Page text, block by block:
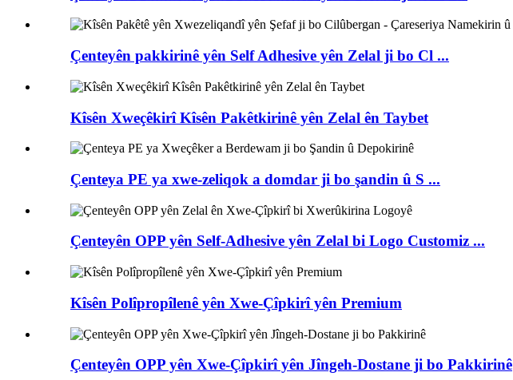
Çenteyên pakkirinê yên Self Adhesive yên Zelal ji bo Cl ...
Kîsên Xweçêkirî Kîsên Pakêtkirinê yên Zelal ên Taybet
Çenteya PE ya xwe-zeliqok a domdar ji bo şandin û S ...
Çenteyên OPP yên Self-Adhesive yên Zelal bi Logo Customiz ...
Kîsên Polîpropîlenê yên Xwe-Çîpkirî yên Premium
Çenteyên OPP yên Xwe-Çîpkirî yên Jîngeh-Dostane ji bo Pakkirinê